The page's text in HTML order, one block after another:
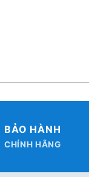
BẢO HÀNH
CHÍNH HÃNG